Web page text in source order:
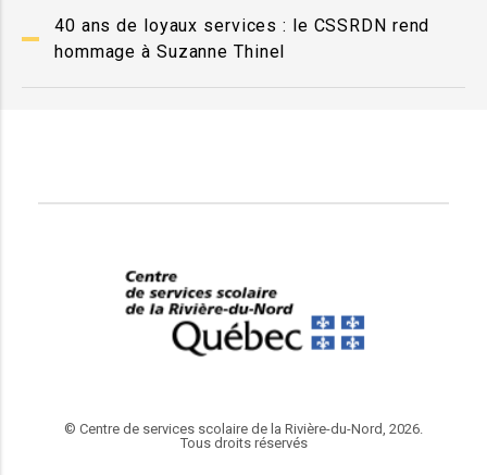
40 ans de loyaux services : le CSSRDN rend
hommage à Suzanne Thinel
© Centre de services scolaire de la Rivière-du-Nord, 2026.
Tous droits réservés